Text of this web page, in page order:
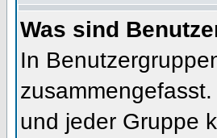
Was sind
In
und jeder Gruppe